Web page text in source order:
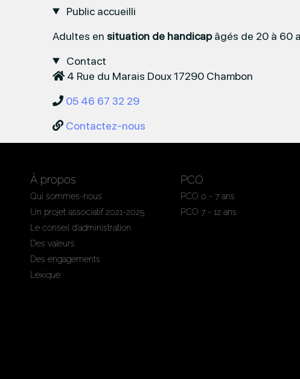
Public accueilli
Adultes en situation de handicapâgés de 20 à 60
Contact
4 Rue du Marais Doux 17290 Chambon
05 46 67 32 29
Contactez-nous
À propos
Qui sommes-nous
Un projet associatif 2021-2025
Le conseil d'administration
Des valeurs
Des engagements
Lexique
PCO
PCO 0 - 7 ans
PCO 7 - 12 ans